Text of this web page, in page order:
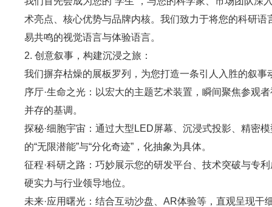
术亮点、核心优势与品牌内核。我们致力于将您的科研语
易共鸣的视觉语言与体验语言。
2. 创意叙事，构建沉浸之旅：
我们摒弃枯燥的展板罗列，为您打造一条引人入胜的叙事
序厅·生命之光：以宏大的主题艺术装置，瞬间聚焦参观
并存的基调。
探秘·细胞宇宙：通过大型LED屏幕、沉浸式投影、精密
的“无限潜能”与“分化奇迹”，化抽象为具体。
征程·科研之路：巧妙展示您的研发平台、技术突破与专
硬实力与行业领导地位。
未来·应用曙光：结合互动沙盘、AR体验等，直观呈现干